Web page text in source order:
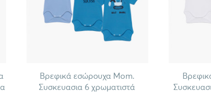
Βρεφικά εσώρουχα Mom.
Συσκευασια 6 χρωματιστά